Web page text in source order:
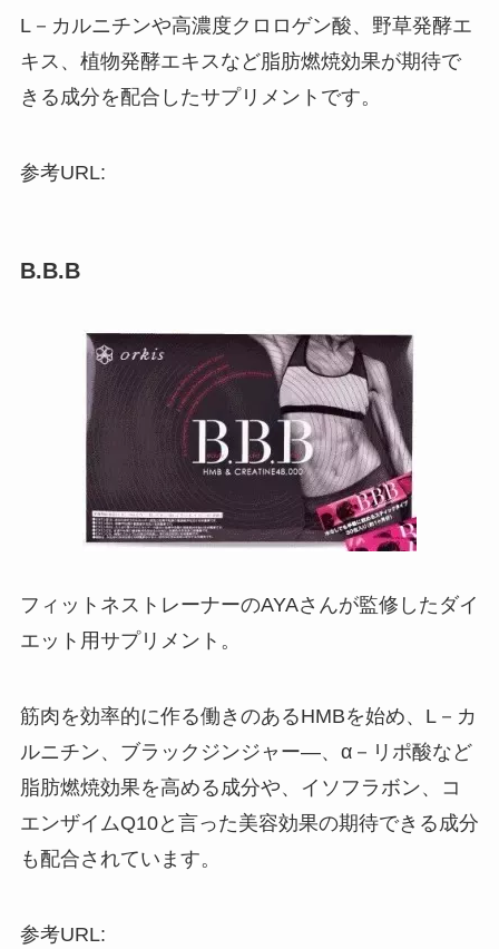
L－カルニチンや高濃度クロロゲン酸、野草発酵エ
キス、植物発酵エキスなど脂肪燃焼効果が期待で
きる成分を配合したサプリメントです。
参考URL:
B.B.B
フィットネストレーナーのAYAさんが監修したダイ
エット用サプリメント。
筋肉を効率的に作る働きのあるHMBを始め、L－カ
ルニチン、ブラックジンジャー―、α－リポ酸など
脂肪燃焼効果を高める成分や、イソフラボン、コ
エンザイムQ10と言った美容効果の期待できる成分
も配合されています。
参考URL: